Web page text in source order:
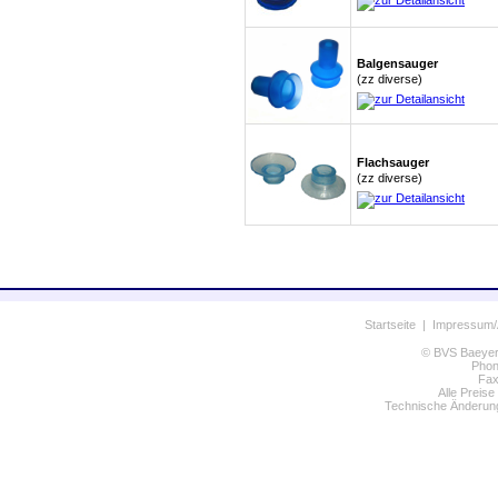
Balgensauger
(zz diverse)
Flachsauger
(zz diverse)
Startseite |
© BVS
Alle
Technische